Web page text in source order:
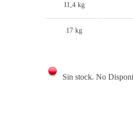
11,4 kg
17 kg
Sin stock. No